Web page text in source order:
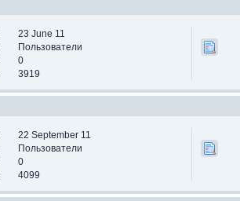
23 June 11
Пользователи
0
3919
22 September 11
Пользователи
0
4099